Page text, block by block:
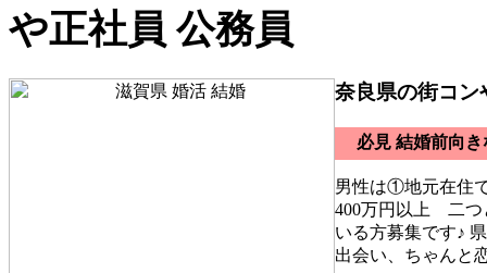
や正社員 公務員
奈良県の街コン
必見 結婚前向
男性は①地元在住
400万円以上 二つ
いる方募集です♪
出会い、ちゃんと